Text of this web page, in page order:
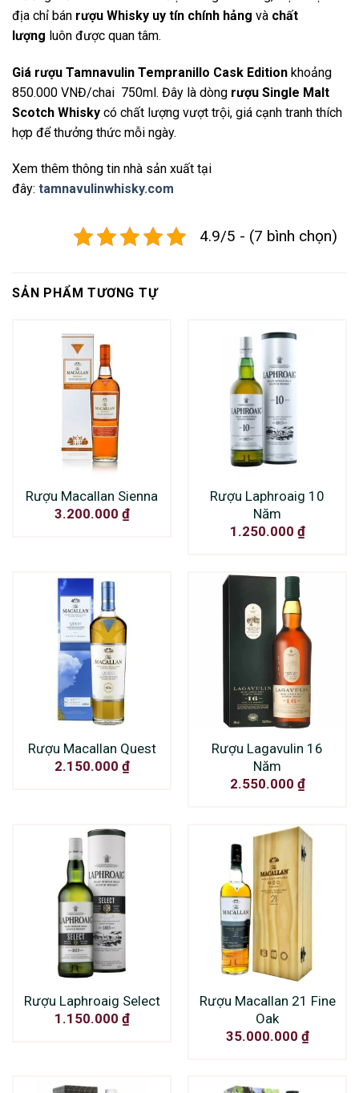
địa chỉ bán rượu Whisky uy tín chính hảng và chất
lượng luôn được quan tâm.
Giá rượu Tamnavulin Tempranillo Cask Edition khoảng
850.000 VNĐ/chai 750ml. Đây là dòng rượu Single Malt
Scotch Whisky có chất lượng vượt trội, giá cạnh tranh thích
hợp để thưởng thức mỗi ngày.
Xem thêm thông tin nhà sản xuất tại
đây: tamnavulinwhisky.com
4.9/5 - (7 bình chọn)
SẢN PHẨM TƯƠNG TỰ
Rượu Macallan Sienna
3.200.000 ₫
Rượu Laphroaig 10
Năm
1.250.000 ₫
Rượu Macallan Quest
2.150.000 ₫
Rượu Lagavulin 16
Năm
2.550.000 ₫
Rượu Laphroaig Select
1.150.000 ₫
Rượu Macallan 21 Fine
Oak
35.000.000 ₫